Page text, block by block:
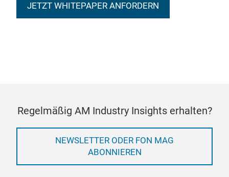
JETZT WHITEPAPER ANFORDERN
Regelmäßig AM Industry Insights erhalten?
NEWSLETTER ODER FON MAG
ABONNIEREN